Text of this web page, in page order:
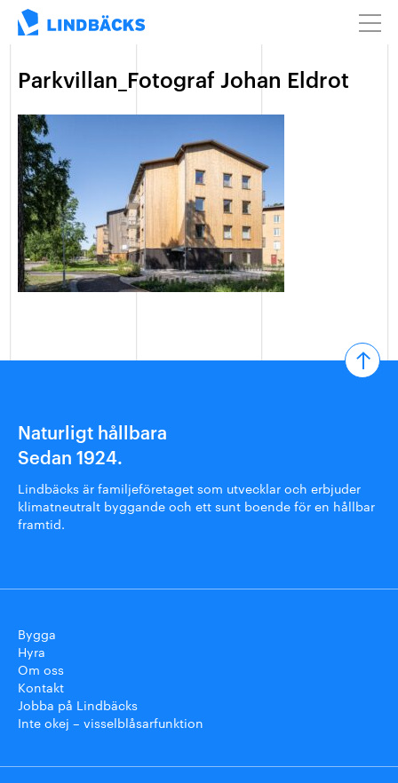
Parkvillan_Fotograf Johan Eldrot
Naturligt hållbara
Sedan 1924.
Lindbäcks är familjeföretaget som utvecklar och erbjuder
klimatneutralt byggande och ett sunt boende för en hållbar
framtid.
Bygga
Hyra
Om oss
Kontakt
Jobba på Lindbäcks
Inte okej – visselblåsarfunktion